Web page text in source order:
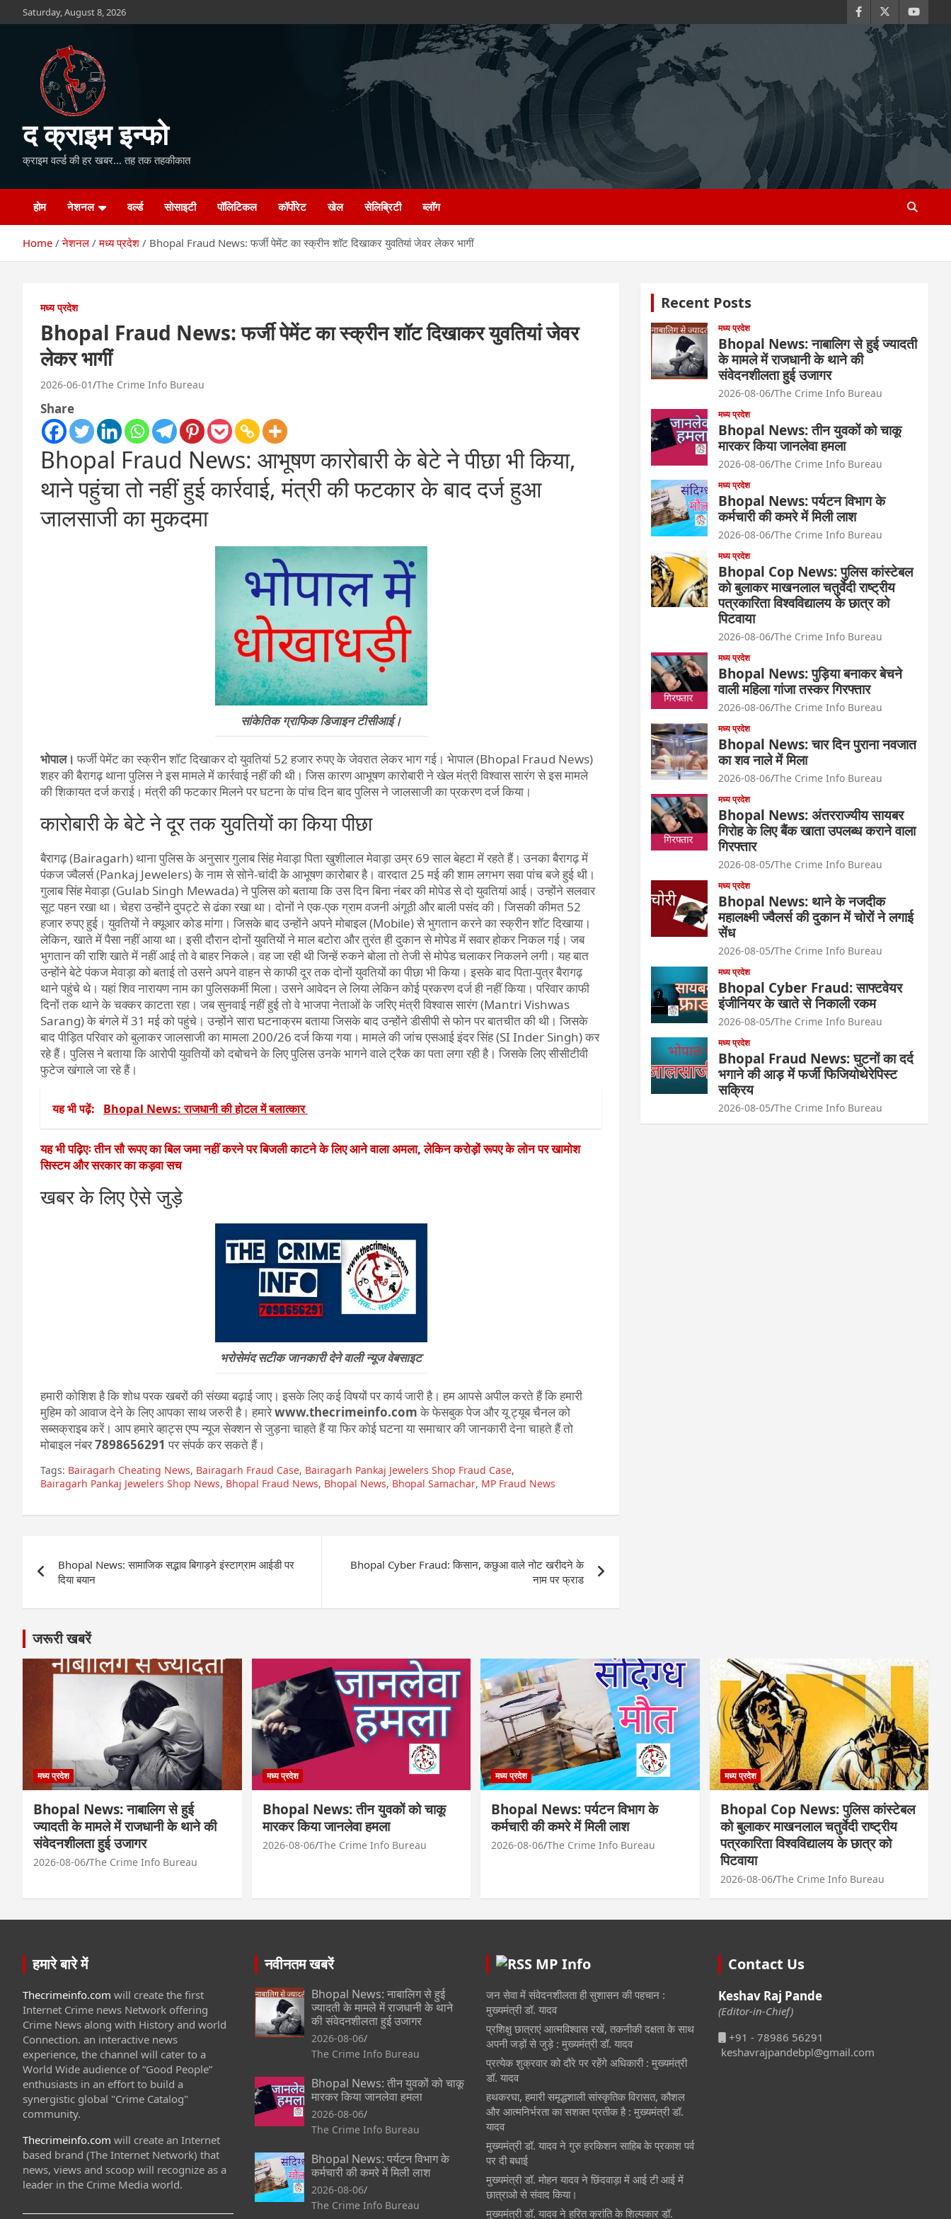
to
Saturday, August 8, 2026
द क्राइम इन्फो
क्राइम वर्ल्ड की हर खबर… तह तक तहकीकात
होम नेशनल वर्ल्ड सोसाइटी पॉलिटिकल कॉर्पोरेट खेल सेलिब्रिटी ब्लॉग
Home नेशनल मध्य प्रदेश Bhopal Fraud News: फर्जी पेमेंट का स्क्रीन शॉट दिखाकर युवतियां जेवर लेकर भागीं
मध्य प्रदेश
Bhopal Fraud News: फर्जी पेमेंट का स्क्रीन शॉट दिखाकर युवतियां जेवर
लेकर भागीं
2026-06-01 The Crime Info Bureau
Share
Bhopal Fraud News: आभूषण कारोबारी के बेटे ने पीछा भी किया,
थाने पहुंचा तो नहीं हुई कार्रवाई, मंत्री की फटकार के बाद दर्ज हुआ
जालसाजी का मुकदमा
सांकेतिक ग्राफिक डिजाइन टीसीआई।
भोपाल। फर्जी पेमेंट का स्क्रीन शॉट दिखाकर दो युवतियां 52 हजार रुपए के जेवरात लेकर भाग गई। भेापाल (Bhopal Fraud News)
शहर की बैरागढ़ थाना पुलिस ने इस मामले में कार्रवाई नहीं की थी। जिस कारण आभूषण कारोबारी ने खेल मंत्री विश्वास सारंग से इस मामले
की शिकायत दर्ज कराई। मंत्री की फटकार मिलने पर घटना के पांच दिन बाद पुलिस ने जालसाजी का प्रकरण दर्ज किया।
कारोबारी के बेटे ने दूर तक युवतियों का किया पीछा
बैरागढ़ (Bairagarh) थाना पुलिस के अनुसार गुलाब सिंह मेवाड़ा पिता खुशीलाल मेवाड़ा उम्र 69 साल बेहटा में रहते हैं। उनका बैरागढ़ में
पंकज ज्वैलर्स (Pankaj Jewelers) के नाम से सोने-चांदी के आभूषण कारोबार है। वारदात 25 मई की शाम लगभग सवा पांच बजे हुई थी।
गुलाब सिंह मेवाड़ा (Gulab Singh Mewada) ने पुलिस को बताया कि उस दिन बिना नंबर की मोपेड से दो युवतियां आई। उन्होंने सलवार
सूट पहन रखा था। चेहरा उन्होंने दुपट्टे से ढंका रखा था। दोनों ने एक-एक ग्राम वजनी अंगूठी और बाली पसंद की। जिसकी कीमत 52
हजार रुपए हुई। युवतियों ने क्यूआर कोड मांगा। जिसके बाद उन्होंने अपने मोबाइल (Mobile) से भुगतान करने का स्क्रीन शॉट दिखाया।
लेकिन, खाते में पैसा नहीं आया था। इसी दौरान दोनों युवतियों ने माल बटोरा और तुरंत ही दुकान से मोपेड में सवार होकर निकल गई। जब
भुगतान की राशि खाते में नहीं आई तो वे बाहर निकले। वह जा रही थी जिन्हें रुकने बोला तो तेजी से मोपेड चलाकर निकलने लगी। यह बात
उन्होंने बेटे पंकज मेवाड़ा को बताई तो उसने अपने वाहन से काफी दूर तक दोनों युवतियों का पीछा भी किया। इसके बाद पिता-पुत्र बैरागढ़
थाने पहुंचे थे। यहां शिव नारायण नाम का पुलिसकर्मी मिला। उसने आवेदन ले लिया लेकिन कोई प्रकरण दर्ज ही नहीं किया। परिवार काफी
दिनों तक थाने के चक्कर काटता रहा। जब सुनवाई नहीं हुई तो वे भाजपा नेताओं के जरिए मंत्री विश्वास सारंग (Mantri Vishwas
Sarang) के बंगले में 31 मई को पहुंचे। उन्होंने सारा घटनाक्रम बताया जिसके बाद उन्होंने डीसीपी से फोन पर बातचीत की थी। जिसके
बाद पीड़ित परिवार को बुलाकर जालसाजी का मामला 200/26 दर्ज किया गया। मामले की जांच एसआई इंदर सिंह (SI Inder Singh) कर
रहे हैं। पुलिस ने बताया कि आरोपी युवतियों को दबोचने के लिए पुलिस उनके भागने वाले ट्रैक का पता लगा रही है। जिसके लिए सीसीटीवी
फुटेज खंगाले जा रहे हैं।
यह भी पढ़ें: Bhopal News: राजधानी की होटल में बलात्कार
यह भी पढ़िएः तीन सौ रूपए का बिल जमा नहीं करने पर बिजली काटने के लिए आने वाला अमला, लेकिन करोड़ों रूपए के लोन पर खामोश
सिस्टम और सरकार का कड़वा सच
खबर के लिए ऐसे जुड़े
भरोसेमंद सटीक जानकारी देने वाली न्यूज वेबसाइट
हमारी कोशिश है कि शोध परक खबरों की संख्या बढ़ाई जाए। इसके लिए कई विषयों पर कार्य जारी है। हम आपसे अपील करते हैं कि हमारी
मुहिम को आवाज देने के लिए आपका साथ जरुरी है। हमारेwww.thecrimeinfo.comके फेसबुक पेज और यू ट्यूब चैनल को
सब्सक्राइब करें। आप हमारे व्हाट्स एप्प न्यूज सेक्शन से जुड़ना चाहते हैं या फिर कोई घटना या समाचार की जानकारी देना चाहते हैं तो
मोबाइल नंबर7898656291 पर संपर्क कर सकते हैं।
Tags: Bairagarh Cheating News, Bairagarh Fraud Case, Bairagarh Pankaj Jewelers Shop Fraud Case,
Bairagarh Pankaj Jewelers Shop News, Bhopal Fraud News, Bhopal News, Bhopal Samachar, MP Fraud News
navigation
Bhopal News: सामाजिक सद्भाव बिगाड़ने इंस्टाग्राम आईडी पर
दिया बयान
Bhopal Cyber Fraud: किसान, कछुआ वाले नोट खरीदने के
नाम पर फ्राड
Recent Posts
मध्य प्रदेश
Bhopal News: नाबालिग से हुई ज्यादती
के मामले में राजधानी के थाने की
संवेदनशीलता हुई उजागर
2026-08-06 The Crime Info Bureau
मध्य प्रदेश
Bhopal News: तीन युवकों को चाकू
मारकर किया जानलेवा हमला
2026-08-06 The Crime Info Bureau
मध्य प्रदेश
Bhopal News: पर्यटन विभाग के
कर्मचारी की कमरे में मिली लाश
2026-08-06 The Crime Info Bureau
मध्य प्रदेश
Bhopal Cop News: पुलिस कांस्टेबल
को बुलाकर माखनलाल चतुर्वेदी राष्ट्रीय
पत्रकारिता विश्वविद्यालय के छात्र को
पिटवाया
2026-08-06 The Crime Info Bureau
मध्य प्रदेश
Bhopal News: पुड़िया बनाकर बेचने
वाली महिला गांजा तस्कर गिरफ्तार
2026-08-06 The Crime Info Bureau
मध्य प्रदेश
Bhopal News: चार दिन पुराना नवजात
का शव नाले में मिला
2026-08-06 The Crime Info Bureau
मध्य प्रदेश
Bhopal News: अंतरराज्यीय सायबर
गिरोह के लिए बैंक खाता उपलब्ध कराने वाला
गिरफ्तार
2026-08-05 The Crime Info Bureau
मध्य प्रदेश
Bhopal News: थाने के नजदीक
महालक्ष्मी ज्वैलर्स की दुकान में चोरों ने लगाई
सेंध
2026-08-05 The Crime Info Bureau
मध्य प्रदेश
Bhopal Cyber Fraud: साफ्टवेयर
इंजीनियर के खाते से निकाली रकम
2026-08-05 The Crime Info Bureau
मध्य प्रदेश
Bhopal Fraud News: घुटनों का दर्द
भगाने की आड़ में फर्जी फिजियोथेरेपिस्ट
सक्रिय
2026-08-05 The Crime Info Bureau
जरूरी खबरें
मध्य प्रदेश
Bhopal News: नाबालिग से हुई
ज्यादती के मामले में राजधानी के थाने की
संवेदनशीलता हुई उजागर
2026-08-06 The Crime Info Bureau
मध्य प्रदेश
Bhopal News: तीन युवकों को चाकू
मारकर किया जानलेवा हमला
2026-08-06 The Crime Info Bureau
मध्य प्रदेश
Bhopal News: पर्यटन विभाग के
कर्मचारी की कमरे में मिली लाश
2026-08-06 The Crime Info Bureau
मध्य प्रदेश
Bhopal Cop News: पुलिस कांस्टेबल
को बुलाकर माखनलाल चतुर्वेदी राष्ट्रीय
पत्रकारिता विश्वविद्यालय के छात्र को
पिटवाया
2026-08-06 The Crime Info Bureau
हमारे बारे में
Thecrimeinfo.com will create the first
Internet Crime news Network offering
Crime News along with History and world
Connection. an interactive news
experience, the channel will cater to a
World Wide audience of “Good People”
enthusiasts in an effort to build a
synergistic global "Crime Catalog"
community.
Thecrimeinfo.com will create an Internet
based brand (The Internet Network) that
news, views and scoop will recognize as a
leader in the Crime Media world.
नवीनतम खबरें
Bhopal News: नाबालिग से हुई
ज्यादती के मामले में राजधानी के थाने
की संवेदनशीलता हुई उजागर
2026-08-06
The Crime Info Bureau
Bhopal News: तीन युवकों को चाकू
मारकर किया जानलेवा हमला
2026-08-06
The Crime Info Bureau
Bhopal News: पर्यटन विभाग के
कर्मचारी की कमरे में मिली लाश
2026-08-06
The Crime Info Bureau
MP Info
जन सेवा में संवेदनशीलता ही सुशासन की पहचान :
मुख्यमंत्री डॉ. यादव
प्रशिक्षु छात्राएं आत्मविश्वास रखें, तकनीकी दक्षता के साथ
अपनी जड़ों से जुड़े : मुख्यमंत्री डॉ. यादव
प्रत्येक शुक्रवार को दौरे पर रहेंगे अधिकारी : मुख्यमंत्री
डॉ. यादव
हथकरघा, हमारी समृद्धशाली सांस्कृतिक विरासत, कौशल
और आत्मनिर्भरता का सशक्त प्रतीक है : मुख्यमंत्री डॉ.
यादव
मुख्यमंत्री डॉ. यादव ने गुरु हरकिशन साहिब के प्रकाश पर्व
पर दी बधाई
मुख्यमंत्री डॉ. मोहन यादव ने छिंदवाड़ा में आई टी आई में
छात्राओ से संवाद किया।
मुख्यमंत्री डॉ. यादव ने हरित क्रांति के शिल्पकार डॉ.
Contact Us
Keshav Raj Pande
(Editor-in-Chief)
+91 - 78986 56291
keshavrajpandebpl@gmail.com